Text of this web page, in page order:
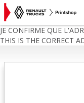
JE CONFIRME QUE
THIS IS THE CORRECT